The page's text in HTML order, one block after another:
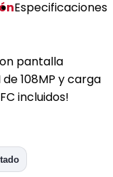
Especificaciones
pantalla
de 108MP y carga
incluidos!